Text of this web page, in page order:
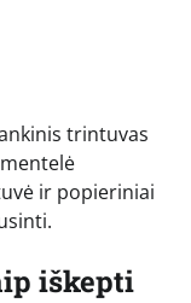
trintuvas
ir popieriniai
iškepti